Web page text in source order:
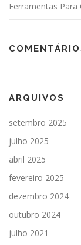
Ferramentas
ARQUIVOS
setembro 2025
julho 2025
abril 2025
fevereiro 2025
dezembro 2024
outubro 2024
julho 2021